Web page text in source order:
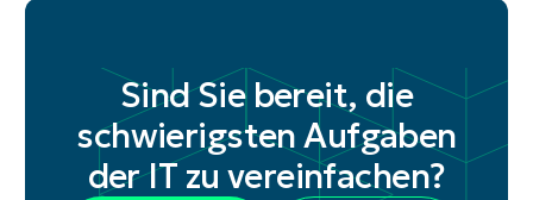
Sind Sie bereit, die
schwierigsten Aufgaben
der IT zu vereinfachen?